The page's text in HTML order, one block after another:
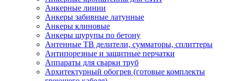
Анкерные линии
Анкеры забивные латунные
Анкеры клиновые
Анкеры шурупы по бетону
Антенные ТВ делители, сумматоры, сплиттеры
Антипорезные и защитные перчатки
Аппараты для сварки труб
Архитектурный обогрев (готовые комплекты